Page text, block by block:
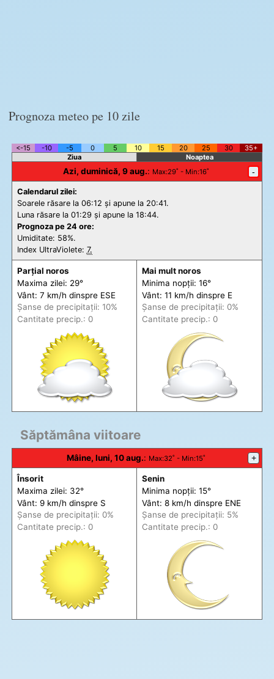
Prognoza meteo pe 10 zile
<-15 -10 -5 0 5 10 15 20 25 30
35+
Ziua
Noaptea
Azi, duminică, 9 aug.: Max:29˚ - Min:16˚ -
Calendarul zilei:
Soarele răsare la 06:12 și apune la 20:41.
Luna răsare la 01:29 și apune la 18:44.
Prognoza pe 24 ore:
Umiditate: 58%.
Index UltraViolete: 7.
Parțial noros
Maxima zilei: 29°
Vânt: 7 km/h dinspre ESE
Șanse de precipitații: 10%
Cantitate precip.: 0
Mai mult noros
Minima nopții: 16°
Vânt: 11 km/h dinspre E
Șanse de precipitații: 0%
Cantitate precip.: 0
Săptămâna viitoare
Mâine, luni, 10 aug.: Max:32˚ - Min:15˚ +
Însorit
Maxima zilei: 32°
Vânt: 9 km/h dinspre S
Șanse de precipitații: 0%
Cantitate precip.: 0
Senin
Minima nopții: 15°
Vânt: 8 km/h dinspre ENE
Șanse de precipitații: 5%
Cantitate precip.: 0